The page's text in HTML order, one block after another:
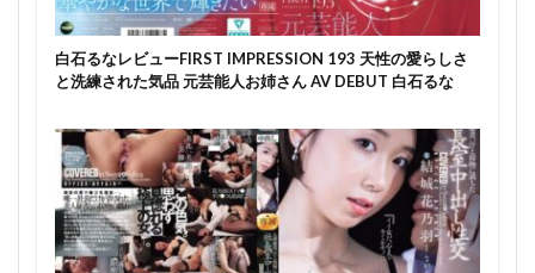
白石るなレビューFIRST IMPRESSION 193 天性の愛らしさ
と洗練された気品 元芸能人お姉さん AV DEBUT 白石るな